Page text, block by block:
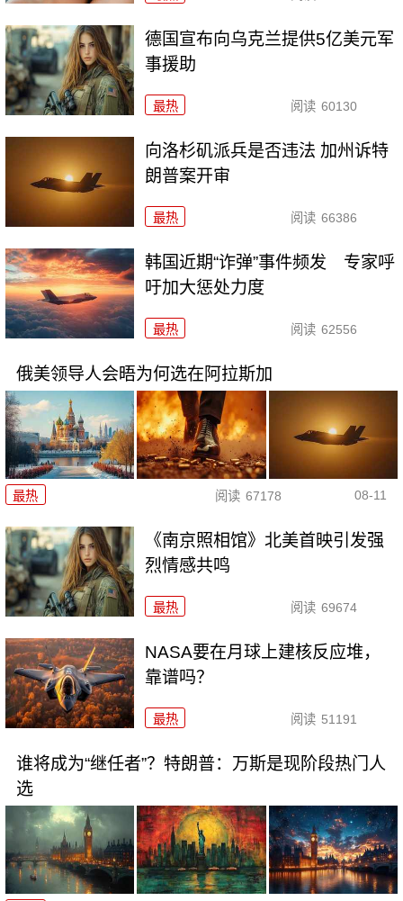
德国宣布向乌克兰提供5亿美元军
事援助
最热 阅读 60130
向洛杉矶派兵是否违法 加州诉特
朗普案开审
最热 阅读 66386
韩国近期“诈弹”事件频发 专家呼
吁加大惩处力度
最热 阅读 62556
俄美领导人会晤为何选在阿拉斯加
最热 阅读 67178 08-11
《南京照相馆》北美首映引发强
烈情感共鸣
最热 阅读 69674
NASA要在月球上建核反应堆，
靠谱吗？
最热 阅读 51191
谁将成为“继任者”？特朗普：万斯是现阶段热门人
选